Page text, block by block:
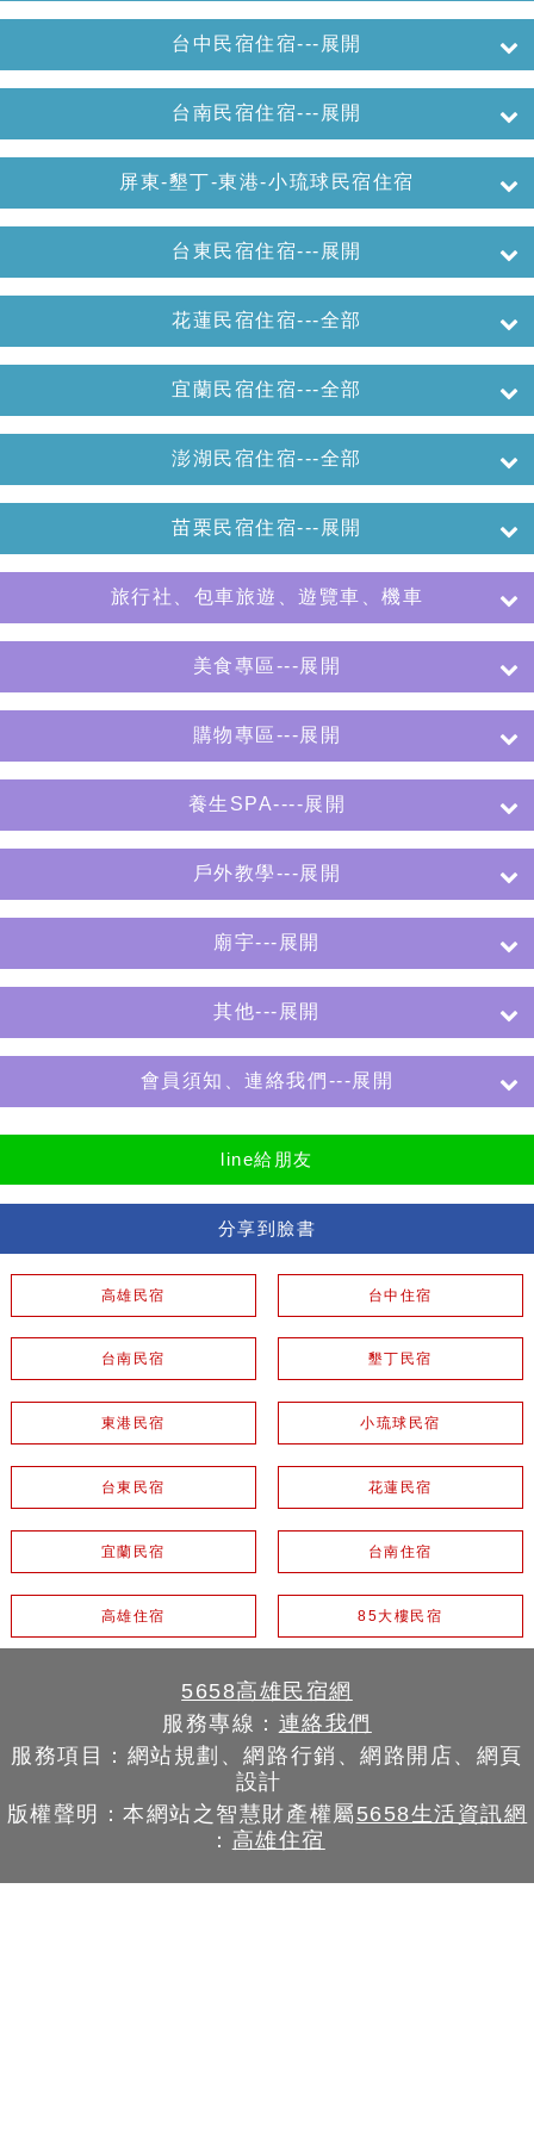
台中民宿住宿---展開
台南民宿住宿---展開
屏東-墾丁-東港-小琉球民宿住宿
台東民宿住宿---展開
花蓮民宿住宿---全部
宜蘭民宿住宿---全部
澎湖民宿住宿---全部
苗栗民宿住宿---展開
旅行社、包車旅遊、遊覽車、機車
美食專區---展開
購物專區---展開
養生SPA----展開
戶外教學---展開
廟宇---展開
其他---展開
會員須知、連絡我們---展開
line給朋友
分享到臉書
高雄民宿 台中住宿
台南民宿 墾丁民宿
東港民宿 小琉球民宿
台東民宿 花蓮民宿
宜蘭民宿 台南住宿
高雄住宿 85大樓民宿
5658高雄民宿網
服務專線： 連絡我們
服務項目：網站規劃、網路行銷、網路開店、網頁
設計
版權聲明：本網站之智慧財產權屬5658生活資訊網
： 高雄住宿